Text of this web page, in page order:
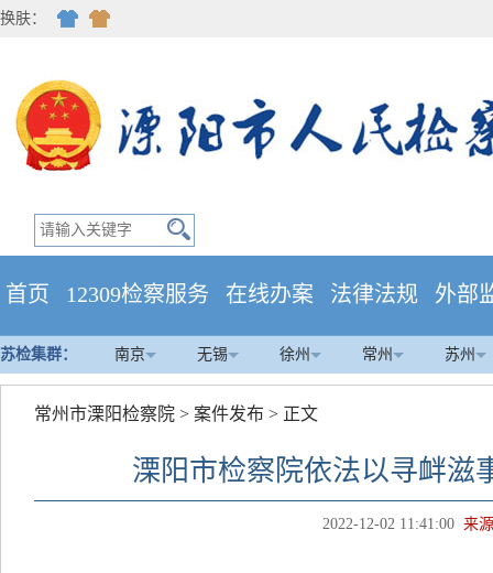
换肤：
首页 12309检察服务 在线办案 法律法规 外部
苏检集群： 南京 无锡 徐州 常州 苏州
常州市溧阳检察院 > 案件发布 > 正文
溧阳市检察院依法以寻衅滋
2022-12-02 11:41:00 来